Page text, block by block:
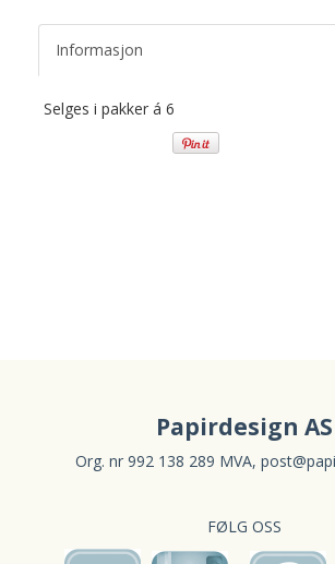
Informasjon
Selges i pakker á 6
Papirdesign AS
Org. nr 992 138 289 MVA,
FØLG OSS